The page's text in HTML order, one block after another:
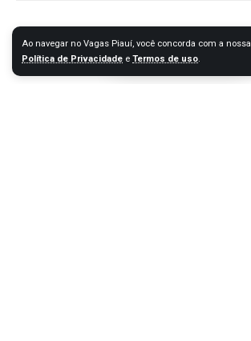
Ao navegar no Vagas Piauí, você concorda com a nossa
Política de Privacidade e Termos de uso.